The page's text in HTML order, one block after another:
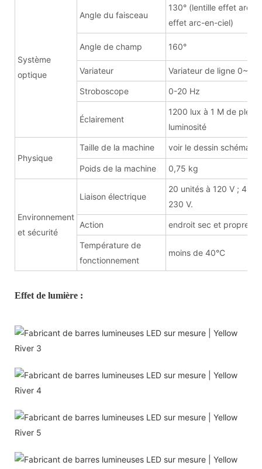
Système
optique
Angle du faisceau
130° (lentille effet arc-
effet arc-en-ciel)
Angle de champ 160°
Variateur Variateur de ligne
Stroboscope 0-20 Hz
Éclairement
1200 lux à 1 M de pleine
luminosité
Physique
Taille de la machine voir le dessin
Poids de la machine 0,75 kg
Environnement
et sécurité
Liaison électrique
20 unités à 120 V ; 40
230 V.
Action endroit sec et propre
Température de
fonctionnement
moins de 40°C
Effet de lumière :